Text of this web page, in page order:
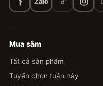
Mua sắm
Tất cả sản phẩm
Tuyển chọn tuần này